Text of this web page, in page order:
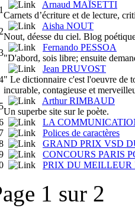
Arnaud MAÏSETTI
Carnets d’écriture et de lecture,
Aisha NOUT
Nout, déesse du ciel. Blog
Fernando PESSOA
"D'abord, sois libre; ensuite
Jean PRUVOST
" Le dictionnaire c'est l'oeuvre de
incurable, contagieuse et
Arthur RIMBAUD
Un superbe site sur le poète.
LA
Polices de caractères
GRAND PRIX VSD
CONCOURS PARIS
PRIX DU MEILLEUR
1 sur 2